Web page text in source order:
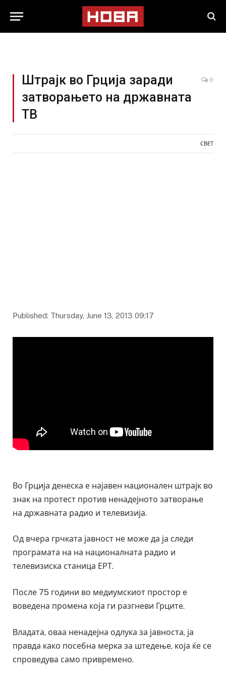
Штрајк во Грција заради
затворањето на државната
ТВ
0
СВЕТ
Published: Thursday, June 13, 2013 09:17
Во Грција денеска е најавен национален штрајк во
знак на протест против ненадејното затворање
на државната радио и телевизија.
Од вчера грчката јавност не може да ја следи
програмата на на националната радио и
телевизиска станица ЕРТ.
После 75 години во медиумскиот простор е
воведена промена која ги разгневи Грците.
Владата, оваа ненадејна одлука за јавноста, ја
правда како посебна мерка за штедење, која ќе се
спроведува само привремено.